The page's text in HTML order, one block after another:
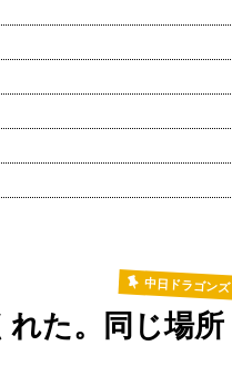
中日ドラゴンズ
れた。同じ場所